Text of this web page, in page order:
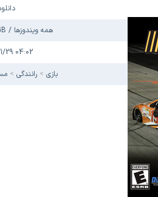
/ همه ویندوزها
29 04:02
بازی رانندگی